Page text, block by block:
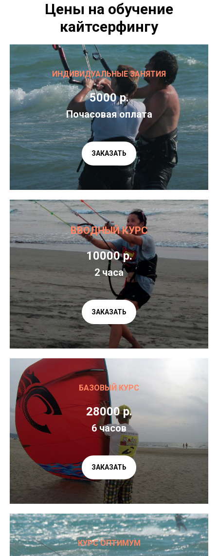
Цены на обучение
кайтсерфингу
ИНДИВИДУАЛЬНЫЕ ЗАНЯТИЯ
5000 р.
Почасовая оплата
ЗАКАЗАТЬ
ВВОДНЫЙ КУРС
10000 р.
2 часа
ЗАКАЗАТЬ
БАЗОВЫЙ КУРС
28000 р.
6 часов
ЗАКАЗАТЬ
КУРС ОПТИМУМ